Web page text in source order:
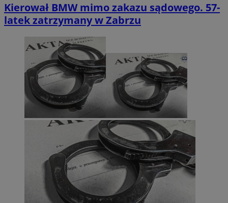
Kierował BMW mimo zakazu sądowego. 57-
latek zatrzymany w Zabrzu